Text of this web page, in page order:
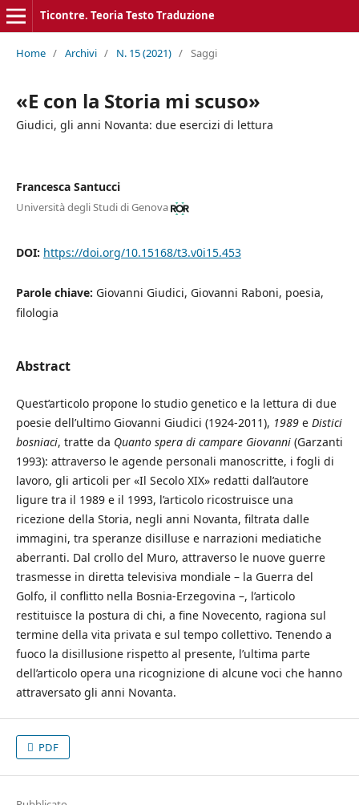
Ticontre. Teoria Testo Traduzione
Home / Archivi / N. 15 (2021) / Saggi
«E con la Storia mi scuso»
Giudici, gli anni Novanta: due esercizi di lettura
Francesca Santucci
Università degli Studi di Genova
DOI: https://doi.org/10.15168/t3.v0i15.453
Parole chiave: Giovanni Giudici, Giovanni Raboni, poesia,
filologia
Abstract
Quest’articolo propone lo studio genetico e la lettura di due
poesie dell’ultimo Giovanni Giudici (1924-2011), 1989e Distici
bosniaci, tratte da Quanto spera di campare Giovanni (Garzanti
1993): attraverso le agende personali manoscritte, i fogli di
lavoro, gli articoli per «Il Secolo XIX» redatti dall’autore
ligure tra il 1989 e il 1993, l’articolo ricostruisce una
ricezione della Storia, negli anni Novanta, filtrata dalle
immagini, tra speranze disilluse e narrazioni mediatiche
aberranti. Dal crollo del Muro, attraverso le nuove guerre
trasmesse in diretta televisiva mondiale – la Guerra del
Golfo, il conflitto nella Bosnia-Erzegovina –, l’articolo
restituisce la postura di chi, a fine Novecento, ragiona sul
termine della vita privata e sul tempo collettivo. Tenendo a
fuoco la disillusione rispetto al presente, l’ultima parte
dell’articolo opera una ricognizione di alcune voci che hanno
attraversato gli anni Novanta.
PDF